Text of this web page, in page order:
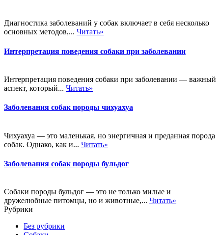
Диагностика заболеваний у собак включает в себя несколько
основных методов,... Читать»
Интерпретация поведения собаки при заболевании
Интерпретация поведения собаки при заболевании — важный
аспект, который... Читать»
Заболевания собак породы чихуахуа
Чихуахуа — это маленькая, но энергичная и преданная порода
собак. Однако, как и... Читать»
Заболевания собак породы бульдог
Собаки породы бульдог — это не только милые и
дружелюбные питомцы, но и животные,... Читать»
Рубрики
Без рубрики